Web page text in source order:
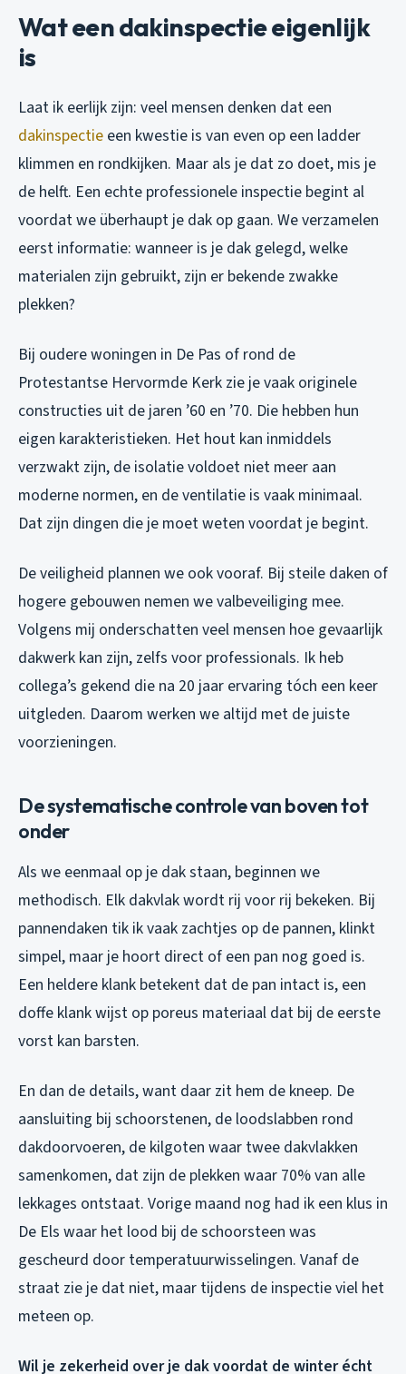
Wat een dakinspectie eigenlijk
is
Laat ik eerlijk zijn: veel mensen denken dat een
dakinspectie een kwestie is van even op een ladder
klimmen en rondkijken. Maar als je dat zo doet, mis je
de helft. Een echte professionele inspectie begint al
voordat we überhaupt je dak op gaan. We verzamelen
eerst informatie: wanneer is je dak gelegd, welke
materialen zijn gebruikt, zijn er bekende zwakke
plekken?
Bij oudere woningen in De Pas of rond de
Protestantse Hervormde Kerk zie je vaak originele
constructies uit de jaren ’60 en ’70. Die hebben hun
eigen karakteristieken. Het hout kan inmiddels
verzwakt zijn, de isolatie voldoet niet meer aan
moderne normen, en de ventilatie is vaak minimaal.
Dat zijn dingen die je moet weten voordat je begint.
De veiligheid plannen we ook vooraf. Bij steile daken of
hogere gebouwen nemen we valbeveiliging mee.
Volgens mij onderschatten veel mensen hoe gevaarlijk
dakwerk kan zijn, zelfs voor professionals. Ik heb
collega’s gekend die na 20 jaar ervaring tóch een keer
uitgleden. Daarom werken we altijd met de juiste
voorzieningen.
De systematische controle van boven tot
onder
Als we eenmaal op je dak staan, beginnen we
methodisch. Elk dakvlak wordt rij voor rij bekeken. Bij
pannendaken tik ik vaak zachtjes op de pannen, klinkt
simpel, maar je hoort direct of een pan nog goed is.
Een heldere klank betekent dat de pan intact is, een
doffe klank wijst op poreus materiaal dat bij de eerste
vorst kan barsten.
En dan de details, want daar zit hem de kneep. De
aansluiting bij schoorstenen, de loodslabben rond
dakdoorvoeren, de kilgoten waar twee dakvlakken
samenkomen, dat zijn de plekken waar 70% van alle
lekkages ontstaat. Vorige maand nog had ik een klus in
De Els waar het lood bij de schoorsteen was
gescheurd door temperatuurwisselingen. Vanaf de
straat zie je dat niet, maar tijdens de inspectie viel het
meteen op.
Wil je zekerheid over je dak voordat de winter écht